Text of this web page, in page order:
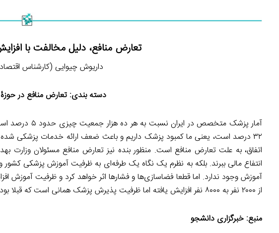
تعارض منافع، دلیل مخالفت با
داریوش چیوایی (کارشناس اقتصاد) ـ ۲۵ مهر
دسته بندی: تعارض منافع در
آمار پزشک متخصص
۳۲ درصد است، یعنی ما کمبود پزشک داریم و باعث ضعف ارائه خدمات پزشکی
اتفاق، به علت تعارض منافع است. منظور بنده نیز تعارض منافع مسئولان
انتفاع مالی ببرند. بلکه به نظرم یک نگاه یک طرفه‌ای به ظرفیت آموزش پزشکی
آموزش وجود ندارد. اما قطعا فضاسازی‌ها و فشارها اثر خواهد کرد و ظرفیت آموزش
از ۲۰۰۰ نفر به ۸۰۰۰ نفر افزایش یافته اما ظرفیت پذیرش پزشک همانی است که قبلا بوده است.
منبع: خبرگزاری دانشجو